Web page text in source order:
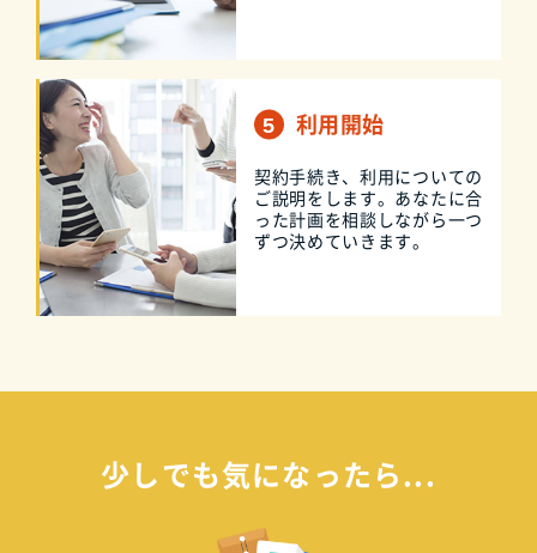
利用開始
契約手続き、利用についての
ご説明をします。あなたに合
った計画を相談しながら一つ
ずつ決めていきます。
少しでも気になったら...